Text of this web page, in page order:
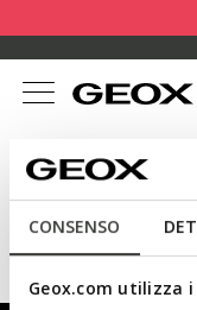
CONSENSO
Geox.com utilizza i
Kids Kids Special
Barefoot